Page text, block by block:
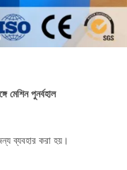
মেশিন পুনর্বহাল
ব্যবহার করা হয়।